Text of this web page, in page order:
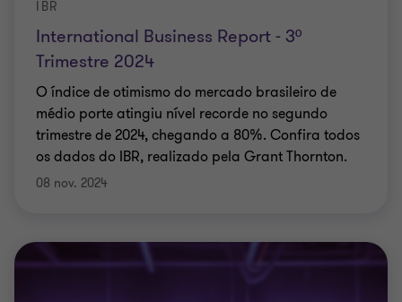
International Business Report - 3º
Trimestre 2024
IBR
O índice de otimismo do mercado brasileiro de
médio porte atingiu nível recorde no segundo
trimestre de 2024, chegando a 80%. Confira todos
os dados do IBR, realizado pela Grant Thornton.
08 nov. 2024